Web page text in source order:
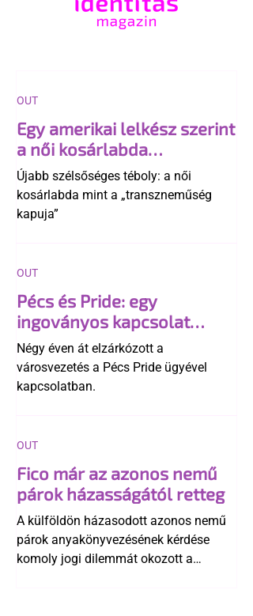
Egy amerikai lelkész szerint
a női kosárlabda
transzneműséghez vezet
Újabb szélsőséges téboly: a női
kosárlabda mint a „transzneműség
kapuja”
OUT
Pécs és Pride: egy
ingoványos kapcsolat
története
Négy éven át elzárkózott a
városvezetés a Pécs Pride ügyével
kapcsolatban.
OUT
Fico már az azonos nemű
párok házasságától retteg
A külföldön házasodott azonos nemű
párok anyakönyvezésének kérdése
komoly jogi dilemmát okozott a
OUT